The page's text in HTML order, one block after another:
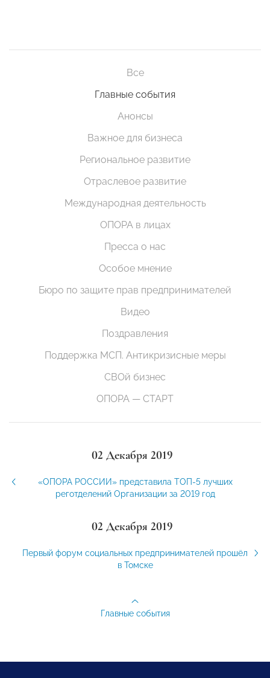
Все
Главные события
Анонсы
Важное для бизнеса
Региональное развитие
Отраслевое развитие
Международная деятельность
ОПОРА в лицах
Пресса о нас
Особое мнение
Бюро по защите прав предпринимателей
Видео
Поздравления
Поддержка МСП. Антикризисные меры
СВОй бизнес
ОПОРА — СТАРТ
02 Декабря 2019
«ОПОРА РОССИИ» представила ТОП-5 лучших
реготделений Организации за 2019 год
02 Декабря 2019
Первый форум социальных предпринимателей прошёл
в Томске
Главные события